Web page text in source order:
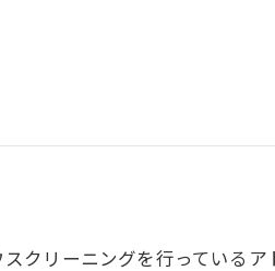
クリーニングを行っているア